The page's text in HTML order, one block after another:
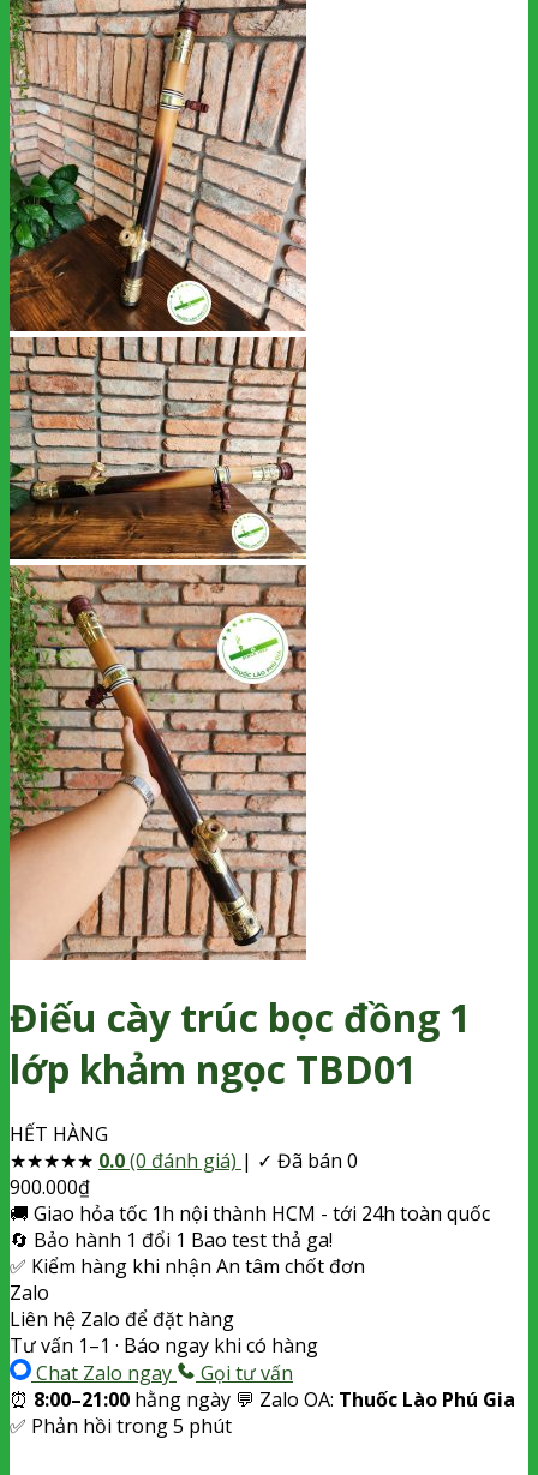
Điếu cày trúc bọc đồng 1
lớp khảm ngọc TBD01
HẾT HÀNG
★★★★★ 0.0(0 đánh giá) | ✓ Đã bán 0
900.000₫
🚚 Giao hỏa tốc 1h nội thành HCM - tới 24h toàn quốc
🔄 Bảo hành 1 đổi 1 Bao test thả ga!
✅ Kiểm hàng khi nhận An tâm chốt đơn
Zalo
Liên hệ Zalo để đặt hàng
Tư vấn 1–1 · Báo ngay khi có hàng
Chat Zalo ngay
Gọi tư vấn
⏰ 8:00–21:00 hằng ngày 💬 Zalo OA: Thuốc Lào Phú Gia
✅ Phản hồi trong 5 phút